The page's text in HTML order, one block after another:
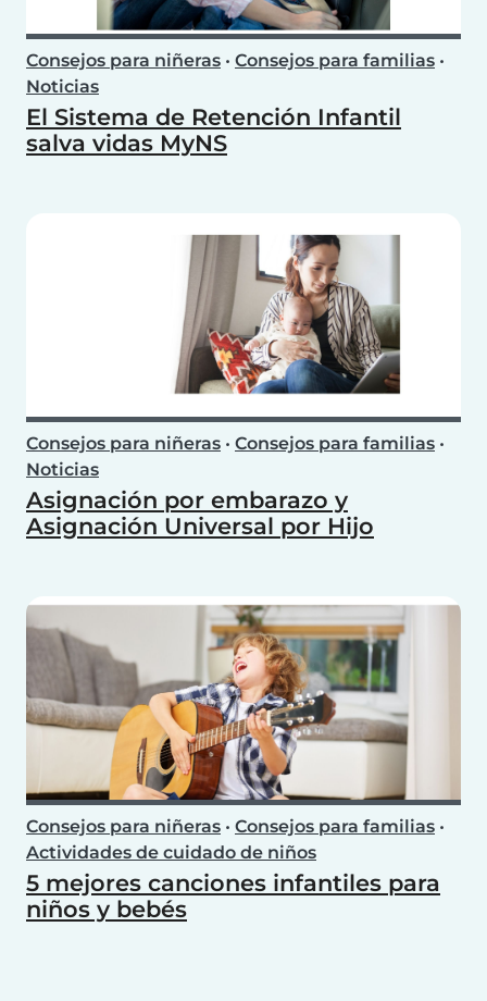
Consejos para niñeras • Consejos para familias •
Noticias
El Sistema de Retención Infantil
salva vidas MyNS
Consejos para niñeras • Consejos para familias •
Noticias
Asignación por embarazo y
Asignación Universal por Hijo
Consejos para niñeras • Consejos para familias •
Actividades de cuidado de niños
5 mejores canciones infantiles para
niños y bebés